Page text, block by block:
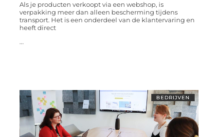
Als je producten verkoopt via een webshop, is
verpakking meer dan alleen bescherming tijdens
transport. Het is een onderdeel van de klantervaring en
heeft direct
...
BEDRIJVEN